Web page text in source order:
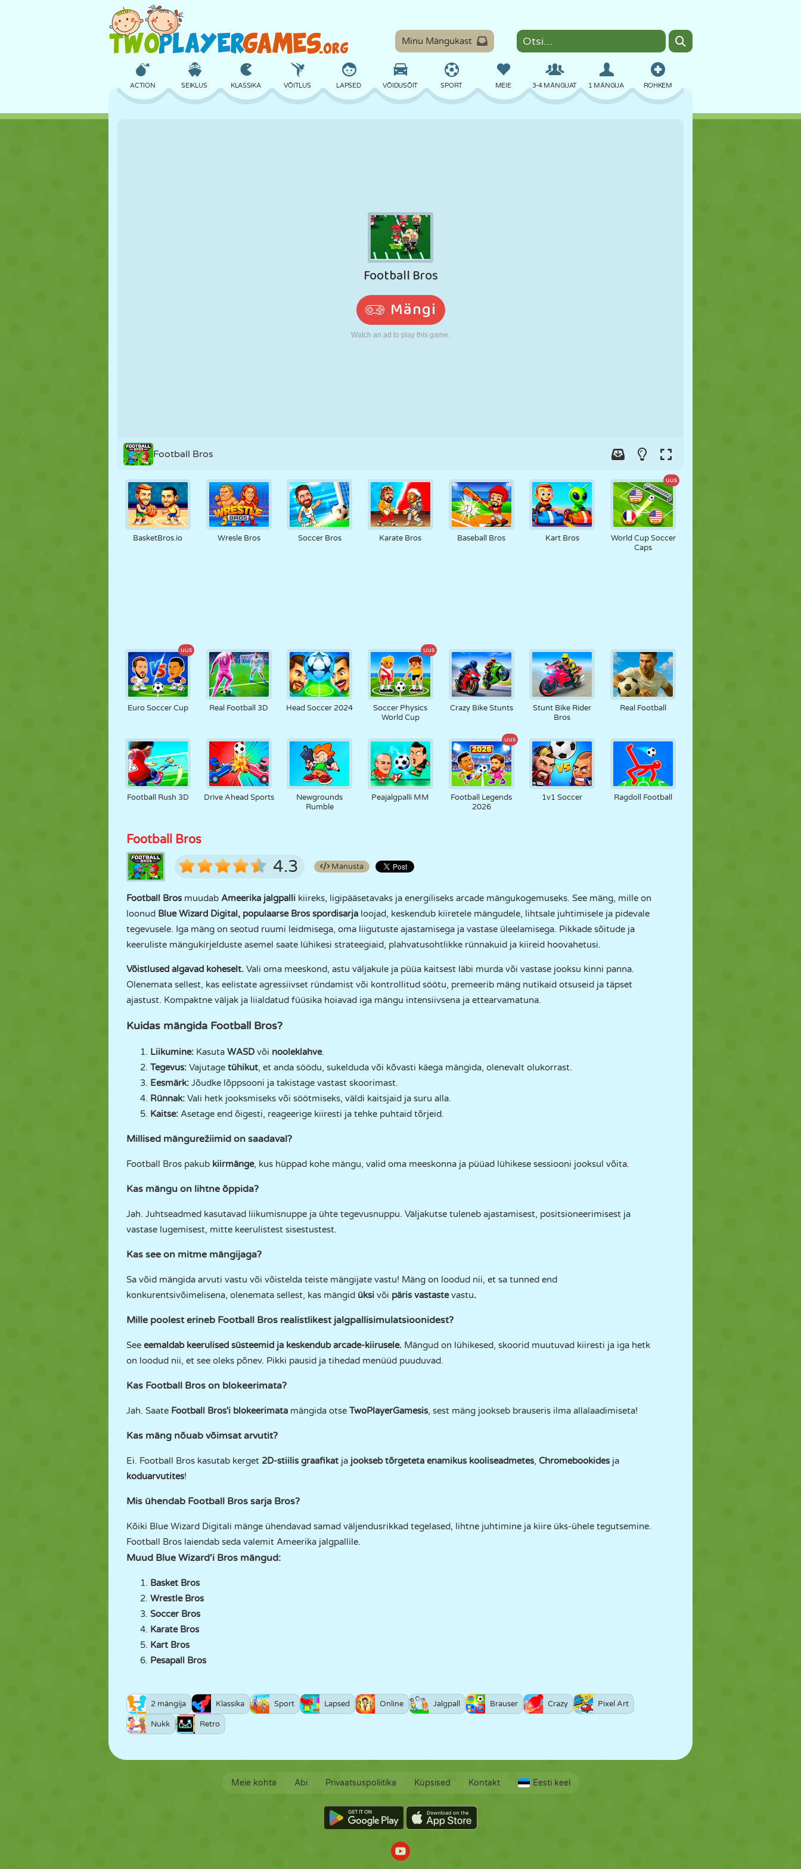
Minu Mängukast
ROHKEM
ACTION SEIKLUS KLASSIKA VÕITLUS LAPSED VÕIDUSÕIT SPORT MEIE 3-4 MÄNGIJAT 1 MÄNGIJA
KOLETISED
JOOKSMINE
TRULL
Football Bros
BasketBros.io Wresle Bros Soccer Bros Karate Bros Baseball Bros Kart Bros
uus
World Cup Soccer
Caps
uus
Euro Soccer Cup Real Football 3D Head Soccer 2024
uus
Soccer Physics
World Cup
Crazy Bike Stunts
Stunt Bike Rider
Bros
Real Football
Football Rush 3D Drive Ahead Sports
Newgrounds
Rumble
Peajalgpalli MM
uus
Football Legends
2026
1v1 Soccer Ragdoll Football
Football Bros
4.3 Manusta
Football Brosmuudab Ameerika jalgpalli kiireks, ligipääsetavaks ja energiliseks arcade mängukogemuseks. See mäng, mille on
loonud Blue Wizard Digital, populaarse Bros spordisarja loojad, keskendub kiiretele mängudele, lihtsale juhtimisele ja pidevale
tegevusele. Iga mäng on seotud ruumi leidmisega, oma liigutuste ajastamisega ja vastase üleelamisega. Pikkade sõitude ja
keeruliste mängukirjelduste asemel saate lühikesi strateegiaid, plahvatusohtlikke rünnakuid ja kiireid hoovahetusi.
Võistlused algavad koheselt. Vali oma meeskond, astu väljakule ja püüa kaitsest läbi murda või vastase jooksu kinni panna.
Olenemata sellest, kas eelistate agressiivset ründamist või kontrollitud söötu, premeerib mäng nutikaid otsuseid ja täpset
ajastust. Kompaktne väljak ja liialdatud füüsika hoiavad iga mängu intensiivsena ja ettearvamatuna.
Kuidas mängida Football Bros?
Liikumine: Kasuta WASD või nooleklahve.
Tegevus: Vajutage tühikut, et anda söödu, sukelduda või kõvasti käega mängida, olenevalt olukorrast.
Eesmärk: Jõudke lõppsooni ja takistage vastast skoorimast.
Rünnak: Vali hetk jooksmiseks või söötmiseks, väldi kaitsjaid ja suru alla.
Kaitse: Asetage end õigesti, reageerige kiiresti ja tehke puhtaid tõrjeid.
Millised mängurežiimid on saadaval?
Football Bros pakub kiirmänge, kus hüppad kohe mängu, valid oma meeskonna ja püüad lühikese sessiooni jooksul võita.
Kas mängu on lihtne õppida?
Jah. Juhtseadmed kasutavad liikumisnuppe ja ühte tegevusnuppu. Väljakutse tuleneb ajastamisest, positsioneerimisest ja
vastase lugemisest, mitte keerulistest sisestustest.
Kas see on mitme mängijaga?
Sa võid mängida arvuti vastu või võistelda teiste mängijate vastu! Mäng on loodud nii, et sa tunned end
konkurentsivõimelisena, olenemata sellest, kas mängid üksi või päris vastastevastu.
Mille poolest erineb Football Bros realistlikest jalgpallisimulatsioonidest?
See eemaldab keerulised süsteemid ja keskendub arcade-kiirusele. Mängud on lühikesed, skoorid muutuvad kiiresti ja iga hetk
on loodud nii, et see oleks põnev. Pikki pausid ja tihedad menüüd puuduvad.
Kas Football Bros on blokeerimata?
Jah. Saate Football Bros'i blokeerimata mängida otse TwoPlayerGamesis, sest mäng jookseb brauseris ilma allalaadimiseta!
Kas mäng nõuab võimsat arvutit?
Ei. Football Bros kasutab kerget 2D-stiilis graafikat ja jookseb tõrgeteta enamikus kooliseadmetes, Chromebookidesja
koduarvutites!
Mis ühendab Football Bros sarja Bros?
Kõiki Blue Wizard Digitali mänge ühendavad samad väljendusrikkad tegelased, lihtne juhtimine ja kiire üks-ühele tegutsemine.
Football Bros laiendab seda valemit Ameerika jalgpallile.
Muud Blue Wizard'i Bros mängud:
Basket Bros
Wrestle Bros
Soccer Bros
Karate Bros
Kart Bros
Pesapall Bros
2 mängija Klassika Sport Lapsed Online Jalgpall Brauser Crazy Pixel Art
Nukk Retro
Meie kohta Abi Privaatsuspoliitika Küpsised Kontakt Eesti keel